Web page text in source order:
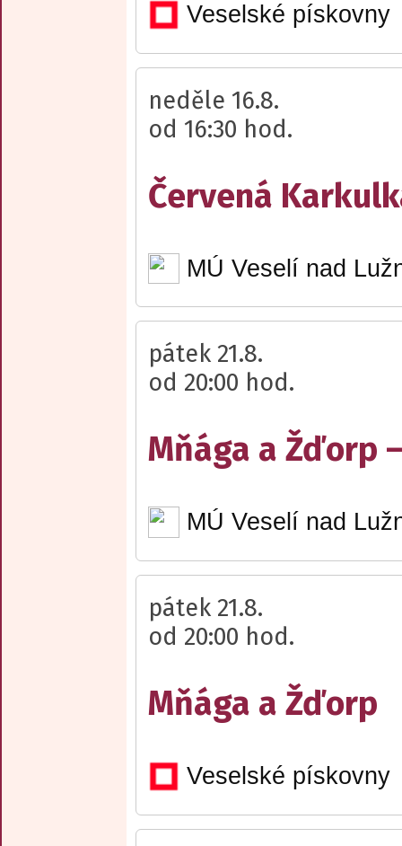
Veselské pískovny
neděle 16.8.
od 16:30 hod.
Červená
MÚ Veselí nad
pátek 21.8.
od 20:00 hod.
Mňága a Žďorp
MÚ Veselí nad
pátek 21.8.
od 20:00 hod.
Mňága a Žďorp
Veselské pískovny